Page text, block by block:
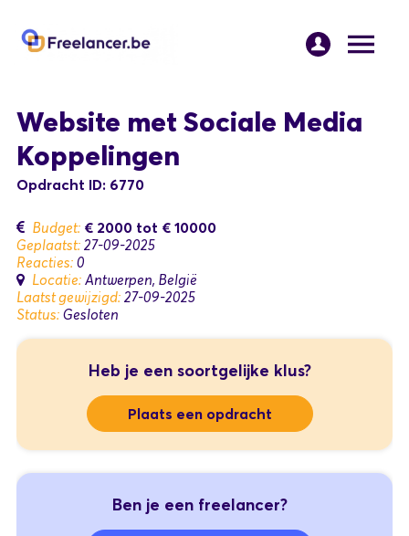
Website met Sociale Media
Koppelingen
Opdracht ID: 6770
Budget: € 2000 tot € 10000
Geplaatst: 27-09-2025
Reacties: 0
Locatie: Antwerpen, België
Laatst gewijzigd: 27-09-2025
Status: Gesloten
Heb je een soortgelijke klus?
Plaats een opdracht
Ben je een freelancer?